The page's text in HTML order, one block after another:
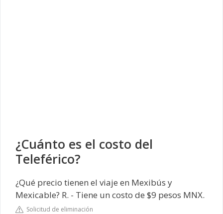
¿Cuánto es el costo del
Teleférico?
¿Qué precio tienen el viaje en Mexibús y
Mexicable? R. - Tiene un costo de $9 pesos MNX.
Solicitud de eliminación